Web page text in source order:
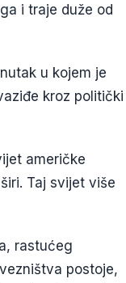
i traje duže od
u kojem je
kroz politički
američke
Taj svijet više
rastućeg
postoje,